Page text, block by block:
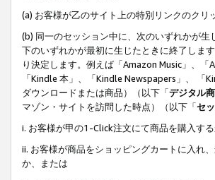
(a) お客様が乙のサイト上の特別リンクのク
(b) 同一のセッション中に、次のいずれかが
下のいずれかが最初に生じたときに終了しま
り決定します。例えば「Amazon Music」、
「Kindle 本」、「Kindle Newspapers」、
ダウンロードまたは商品）（以下「デジタル
マゾン・サイトを訪問した時点）（以下「セ
i. お客様が甲の1-Click注文にて商品を購入する
ii. お客様が商品をショッピングカートに入れ
か、または